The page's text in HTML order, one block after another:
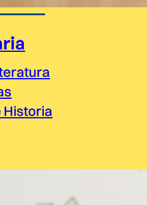
Historia